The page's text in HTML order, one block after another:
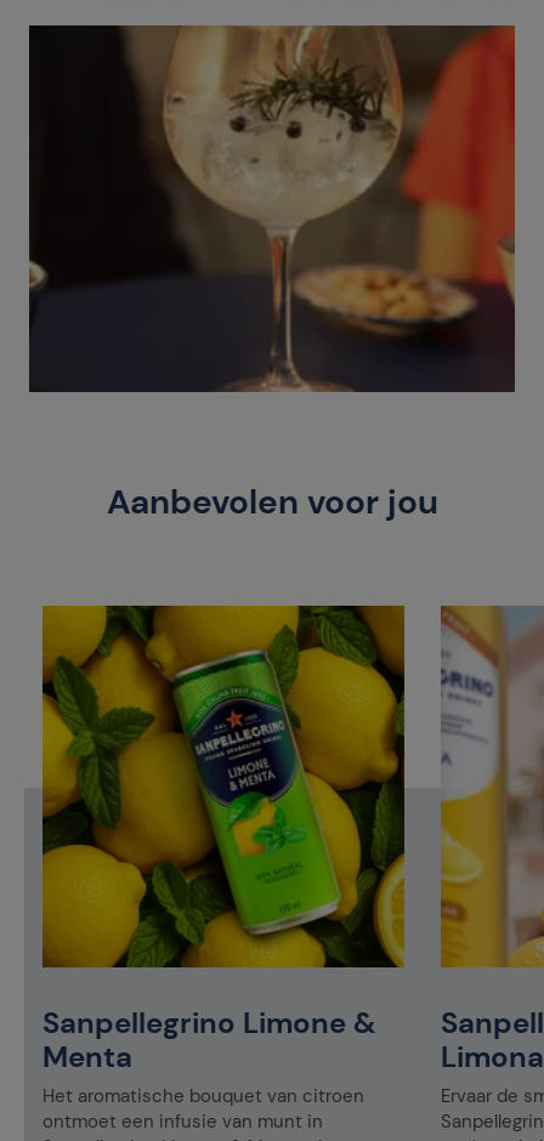
Aanbevolen voor jou
Sanpellegrino Limone &
Menta
Het aromatische bouquet van citroen
ontmoet een infusie van munt in
Ervaar de